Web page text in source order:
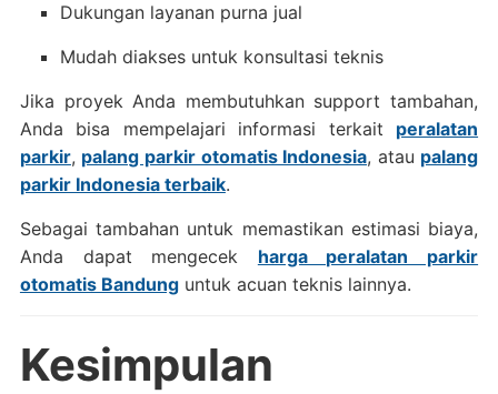
Dukungan layanan purna jual
Mudah diakses untuk konsultasi teknis
Jika proyek Anda membutuhkan support tambahan,
Anda bisa mempelajari informasi terkait peralatan
parkir, palang parkir otomatis Indonesia, atau palang
parkir Indonesia terbaik.
Sebagai tambahan untuk memastikan estimasi biaya,
Anda dapat mengecek harga peralatan parkir
otomatis Bandunguntuk acuan teknis lainnya.
Kesimpulan